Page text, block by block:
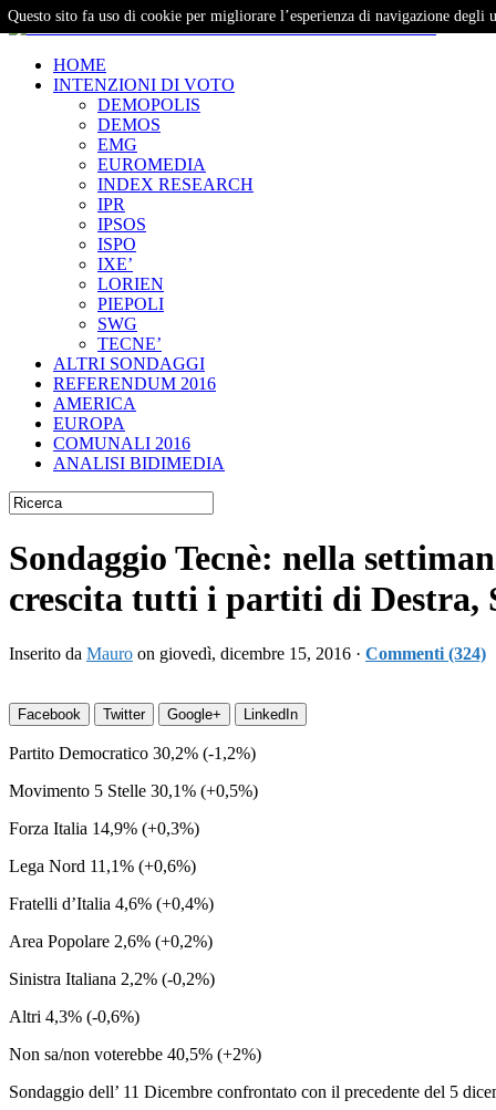
– Studi e Proiezioni Elettorali
HOME
INTENZIONI DI VOTO
DEMOPOLIS
DEMOS
EMG
EUROMEDIA
INDEX RESEARCH
IPR
IPSOS
ISPO
IXE’
LORIEN
PIEPOLI
SWG
TECNE’
ALTRI SONDAGGI
REFERENDUM 2016
AMERICA
EUROPA
COMUNALI 2016
ANALISI BIDIMEDIA
Sondaggio Tecnè: nella
crescita tutti i partiti di
Inserito da Mauro on giovedì, dicembre 15, 2016 · Commenti (324)
Facebook Twitter Google+ LinkedIn
Partito Democratico 30,2% (-1,2%)
Movimento 5 Stelle 30,1% (+0,5%)
Forza Italia 14,9% (+0,3%)
Lega Nord 11,1% (+0,6%)
Fratelli d’Italia 4,6% (+0,4%)
Area Popolare 2,6% (+0,2%)
Sinistra Italiana 2,2% (-0,2%)
Altri 4,3% (-0,6%)
Non sa/non voterebbe 40,5% (+2%)
Sondaggio dell’ 11 Dicembre confrontato con il precedente del 5
Questo sito fa uso di cookie per migliorare l’esperienza di navigazione degli